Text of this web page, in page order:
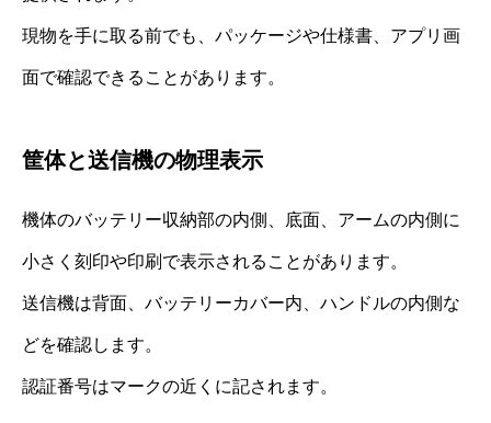
現物を手に取る前でも、パッケージや仕様書、アプリ画
面で確認できることがあります。
筐体と送信機の物理表示
機体のバッテリー収納部の内側、底面、アームの内側に
小さく刻印や印刷で表示されることがあります。
送信機は背面、バッテリーカバー内、ハンドルの内側な
どを確認します。
認証番号はマークの近くに記されます。